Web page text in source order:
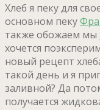
Хлеб я пеку для
основном пеку
также обожаем мы
хочется
новый рецепт
такой день и я
заливной? Да
получается